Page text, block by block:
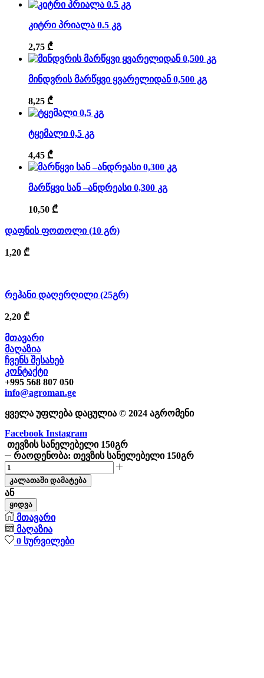
კიტრი პრიალა 0.5 კგ
2,75 ₾
მინდვრის მარწყვი ყვარელიდან 0,500 კგ
8,25 ₾
ტყემალი 0,5 კგ
4,45 ₾
მარწყვი სან –ანდრეასი 0,300 კგ
10,50 ₾
დაფნის ფოთოლი (10 გრ)
1,20 ₾
რეჰანი დაღერღილი (25გრ)
2,20 ₾
მთავარი
მაღაზია
ჩვენს შესახებ
კონტაქტი
+995 568 807 050
info@agroman.ge
ყველა უფლება დაცულია © 2024 აგრომენი
Facebook Instagram
თევზის სანელებელი 150გრ
რაოდენობა: თევზის სანელებელი 150გრ
კალათაში დამატება
ან
ყიდვა
მთავარი
მაღაზია
0 სურვილები